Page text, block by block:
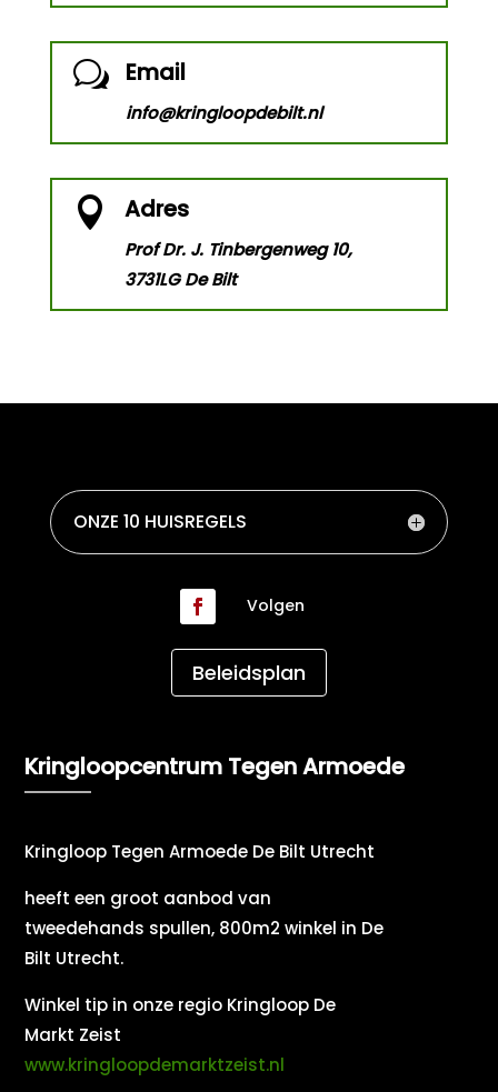
w Email
info@kringloopdebilt.nl
 Adres
Prof Dr. J. Tinbergenweg 10,
3731LG De Bilt
ONZE 10 HUISREGELS
Volgen
Beleidsplan
Kringloopcentrum Tegen Armoede
Kringloop Tegen Armoede De Bilt Utrecht
heeft een groot aanbod van
tweedehands spullen, 800m2 winkel in De
Bilt Utrecht.
Winkel tip in onze regio Kringloop De
Markt Zeist
www.kringloopdemarktzeist.nl